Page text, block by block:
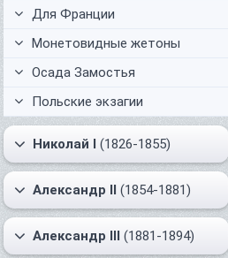
Для Франции
Монетовидные жетоны
Осада Замостья
Польские экзагии
Николай I (1826-1855)
Александр II (1854-1881)
Александр III (1881-1894)